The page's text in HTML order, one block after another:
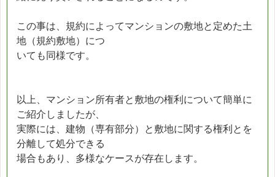
この事は、規約によってマンションの敷地と定めた土
地（規約敷地）につ
いても同様です。
以上、マンション所有者と敷地の権利について簡単に
ご紹介しましたが、
実際には、建物（専有部分）と敷地に関する権利とを
分離して処分できる
場合もあり、多様なケースが存在します。